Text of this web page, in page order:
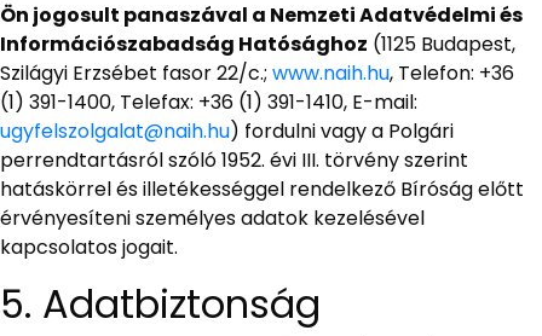
Ön jogosult panaszával a Nemzeti Adatvédelmi és
Információszabadság Hatósághoz (1125 Budapest,
Szilágyi Erzsébet fasor 22/c.; www.naih.hu, Telefon: +36
(1) 391-1400, Telefax: +36 (1) 391-1410, E-mail:
ugyfelszolgalat@naih.hu) fordulni vagy a Polgári
perrendtartásról szóló 1952. évi III. törvény szerint
hatáskörrel és illetékességgel rendelkező Bíróság előtt
érvényesíteni személyes adatok kezelésével
kapcsolatos jogait.
5. Adatbiztonság